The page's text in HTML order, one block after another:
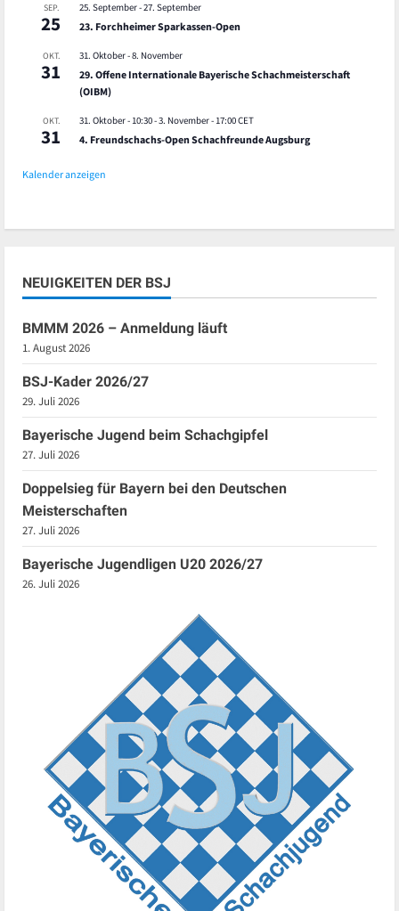
SEP.
25
25. September-27. September
23. Forchheimer Sparkassen-Open
OKT.
31
31. Oktober-8. November
29. Offene Internationale Bayerische Schachmeisterschaft
(OIBM)
OKT.
31
31. Oktober - 10:30-3. November - 17:00CET
4. Freundschachs-Open Schachfreunde Augsburg
Kalender anzeigen
NEUIGKEITEN DER BSJ
BMMM 2026 – Anmeldung läuft
1. August 2026
BSJ-Kader 2026/27
29. Juli 2026
Bayerische Jugend beim Schachgipfel
27. Juli 2026
Doppelsieg für Bayern bei den Deutschen
Meisterschaften
27. Juli 2026
Bayerische Jugendligen U20 2026/27
26. Juli 2026